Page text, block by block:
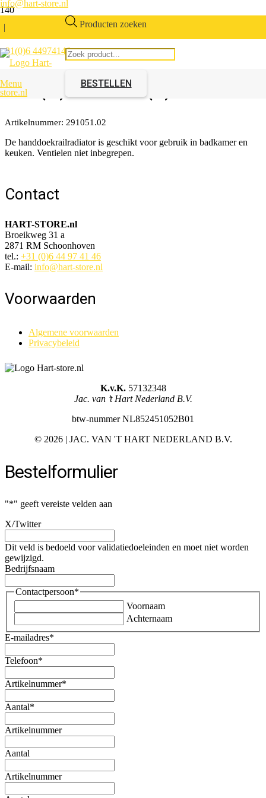
info@hart-store.nl
|
+31(0)6 44974146
Producten zoeken
BESTELLEN
Menu
Handdoekradiator
700(H)x420mm(B) mat wit
Artikelnummer: 291051.02
De handdoekrailradiator is geschikt voor gebruik in badkamer en
keuken. Ventielen niet inbegrepen.
Contact
HART-STORE.nl
Broeikweg 31 a
2871 RM Schoonhoven
tel.: +31 (0)6 44 97 41 46
E-mail: info@hart-store.nl
Voorwaarden
Algemene voorwaarden
Privacybeleid
K.v.K.57132348
Jac. van ’t Hart Nederland B.V.
btw-nummer NL852451052B01
© 2026 | JAC. VAN 'T HART NEDERLAND B.V.
Bestelformulier
"*" geeft vereiste velden aan
X/Twitter
Dit veld is bedoeld voor validatiedoeleinden en moet niet worden
gewijzigd.
Bedrijfsnaam
Contactpersoon*
Voornaam
Achternaam
E-mailadres*
Telefoon*
Artikelnummer*
Aantal*
Artikelnummer
Aantal
Artikelnummer